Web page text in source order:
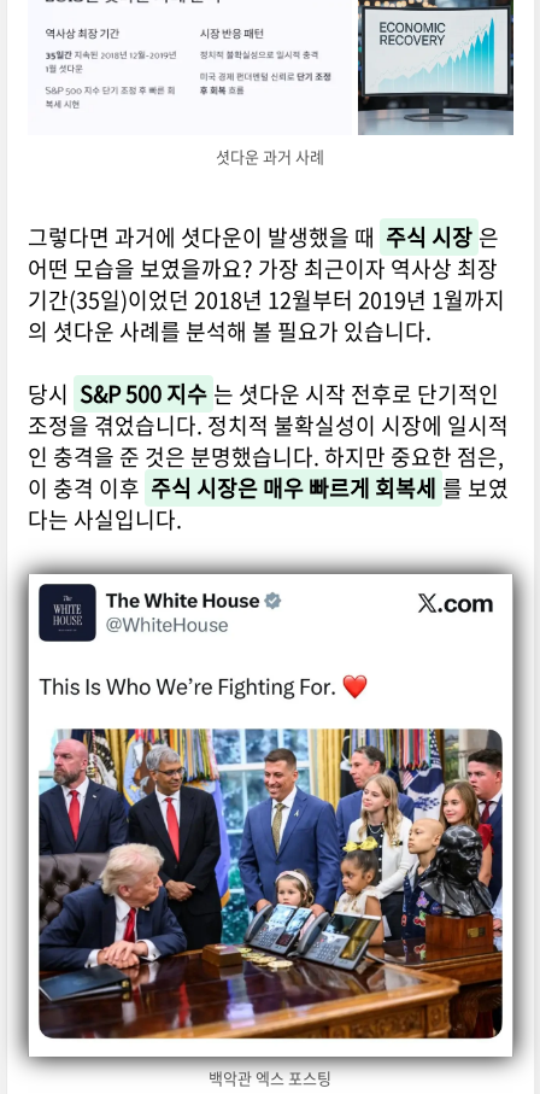
셧다운 과거 사례
그렇다면 과거에 셧다운이 발생했을 때 주식 시장 은
어떤 모습을 보였을까요? 가장 최근이자 역사상 최장
기간(35일)이었던 2018년 12월부터 2019년 1월까지
의 셧다운 사례를 분석해 볼 필요가 있습니다.
당시 S&P 500 지수 는 셧다운 시작 전후로 단기적인
조정을 겪었습니다. 정치적 불확실성이 시장에 일시적
인 충격을 준 것은 분명했습니다. 하지만 중요한 점은,
이 충격 이후 주식 시장은 매우 빠르게 회복세 를 보였
다는 사실입니다.
백악관 엑스 포스팅